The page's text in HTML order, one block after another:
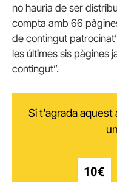
no hauria de ser
compta amb 66
de contingut
les últimes sis pàgines
contingut”.
Si t'agrada
10€